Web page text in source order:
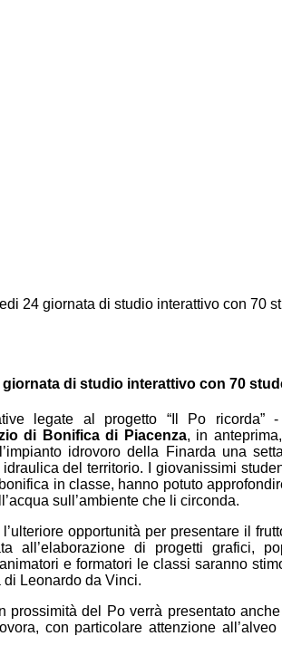
24 giornata di studio interattivo con 70
di studio interattivo con 70
legate al progetto “Il Po ricorda”
di Bonifica di Piacenza, in
idrovoro della Finarda una
del territorio. I giovanissimi
in classe, hanno potuto
sull’ambiente che li circonda.
opportunità per presentare il
all’elaborazione di progetti grafici,
e formatori le classi saranno
di Leonardo da Vinci.
del Po verrà presentato anche
con particolare attenzione